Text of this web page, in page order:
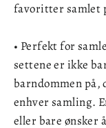
favoritter samlet
• Perfekt for
settene er ikke
barndommen på,
enhver samling.
eller bare